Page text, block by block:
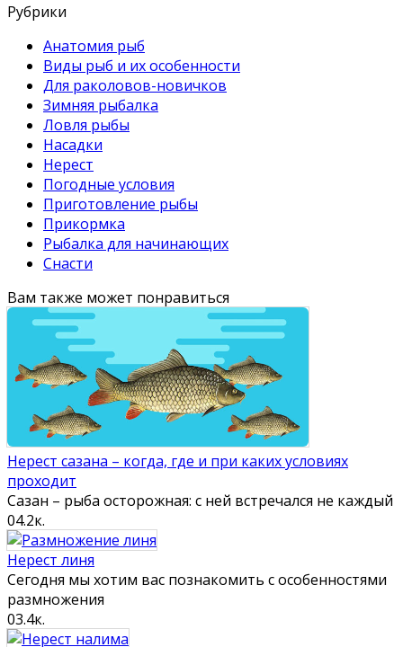
Рубрики
Анатомия рыб
Виды рыб и их особенности
Для раколовов-новичков
Зимняя рыбалка
Ловля рыбы
Насадки
Нерест
Погодные условия
Приготовление рыбы
Прикормка
Рыбалка для начинающих
Снасти
Вам также может понравиться
Нерест сазана – когда, где и при каких условиях
проходит
Сазан – рыба осторожная: с ней встречался не каждый
04.2к.
Нерест линя
Сегодня мы хотим вас познакомить с особенностями
размножения
03.4к.